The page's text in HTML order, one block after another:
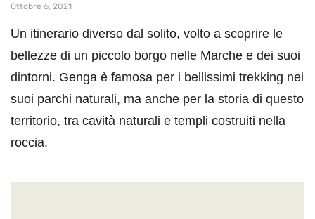
Ottobre 6, 2021
Un itinerario diverso dal solito, volto a scoprire le
bellezze di un piccolo borgo nelle Marche e dei suoi
dintorni. Genga è famosa per i bellissimi trekking nei
suoi parchi naturali, ma anche per la storia di questo
territorio, tra cavità naturali e templi costruiti nella
roccia.